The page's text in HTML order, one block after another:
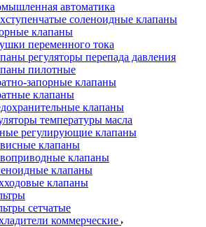
автоматика
соленоидные клапаны
клапаны
переменного тока
регуляторы перепада давления
пилотные
запорные клапаны
клапаны
клапаны
температуры масла
регулирующие клапаны
клапаны
клапаны
клапаны
клапаны
сетчатые
коммерческие